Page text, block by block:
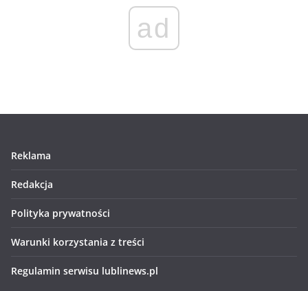
ad
Reklama
Redakcja
Polityka prywatności
Warunki korzystania z treści
Regulamin serwisu lublinews.pl